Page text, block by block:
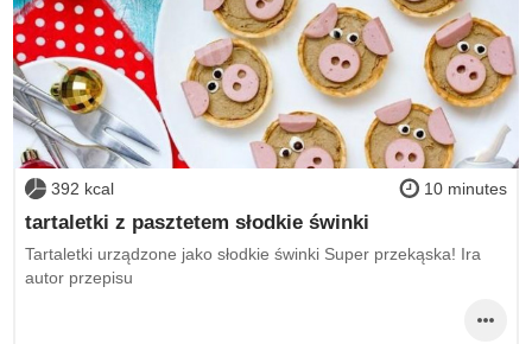
392 kcal 10 minutes
tartaletki z pasztetem słodkie świnki
Tartaletki urządzone jako słodkie świnki Super przekąska! Ira
autor przepisu